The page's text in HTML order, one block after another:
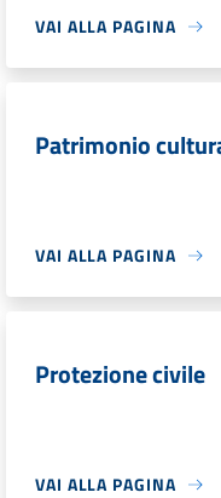
VAI ALLA PAGINA
Patrimonio
VAI ALLA PAGINA
Protezione civile
VAI ALLA PAGINA